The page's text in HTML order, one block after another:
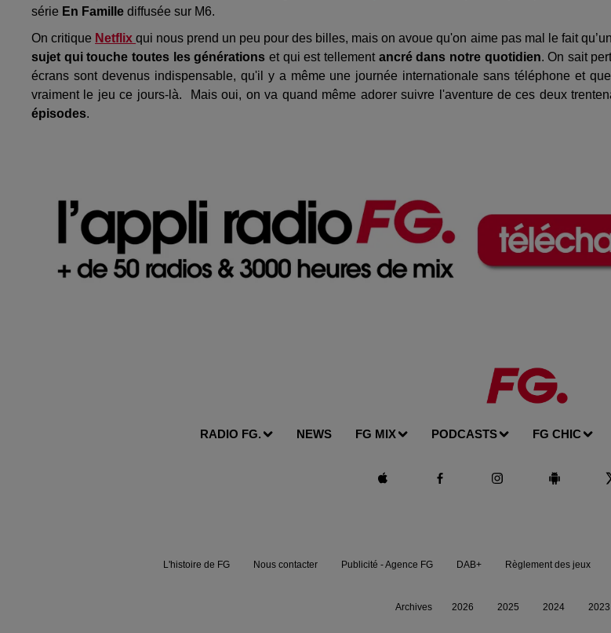
série En Famille diffusée sur M6.
On critique Netflixqui nous prend un peu pour des billes, mais on avoue qu'on aime pas mal le fait
sujet qui touche toutes les générations et qui est tellement ancré dans notre quotidien. On sait
écrans sont devenus indispensable, qu'il y a même une journée internationale sans téléphone et
vraiment le jeu ce jours-là. Mais oui, on va quand même adorer suivre l'aventure de ces deux
épisodes.
RADIO FG. NEWS FG MIX PODCASTS FG CHIC
L'histoire de FG Nous contacter Publicité - Agence FG DAB+ Règlement des jeux
Archives 2026 2025 2024 2023